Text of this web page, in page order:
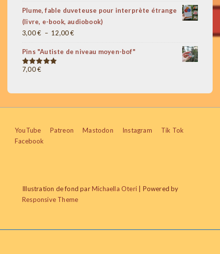
3,00 €
prix :
1,00 €
à
20,00 €
Plume, fable duveteuse pour interprète étrange
(livre, e-book, audiobook)
3,00€ – 12,00€Plage
prix :
Pins "Autiste de niveau moyen-bof"
Note5.00
7,00€
Menu
de
page
YouTube Patreon Mastodon Instagram
Tik Tok
Facebook
Illustration de fond parMichaella Oteri
| Powered by
Responsive Theme